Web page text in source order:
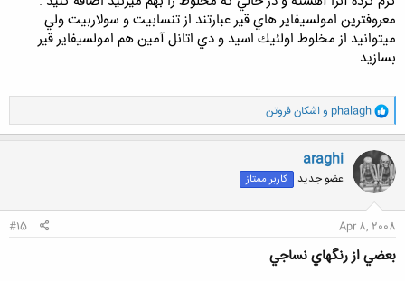
معروفترين امولسيفاير هاي قير عبارتند از تنسابيت و سولاربيت ولي
ميتوانيد از مخلوط اولئيك اسيد و دي اتانل آمين هم امولسيفاير قير
بسازيد
و
ا
ک
ن
ش
ه
ا
phalagh واشکان فروتن
araghi
عضو جدید کاربر ممتاز
Apr 8, 2008
#15
بعضي از رنگهاي نساجي